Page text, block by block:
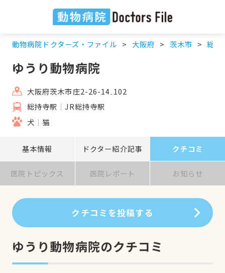
動物病院ドクターズ・ファイル 大阪府 茨木市 総持
ゆうり動物病院
大阪府茨木市庄2-26-14₋102
総持寺駅
JR総持寺駅
犬
猫
基本情報 ドクター紹介記事 クチコミ
医院トピックス 医院レポート お知らせ
クチコミを投稿する
ゆうり動物病院のクチコミ